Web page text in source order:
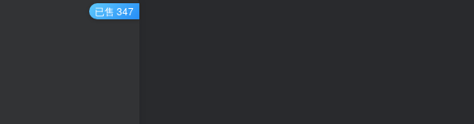
已售 347